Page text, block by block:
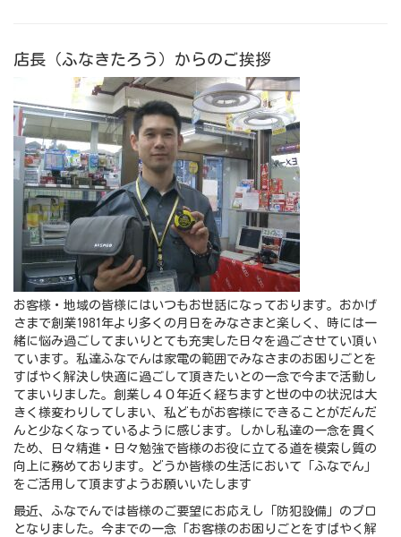
店長（ふなきたろう）からのご挨拶
お客様・地域の皆様にはいつもお世話になっております。おかげ
さまで創業1981年より多くの月日をみなさまと楽しく、時には一
緒に悩み過ごしてまいりとても充実した日々を過ごさせてい頂い
ています。私達ふなでんは家電の範囲でみなさまのお困りごとを
すばやく解決し快適に過ごして頂きたいとの一念で今まで活動し
てまいりました。創業し４０年近く経ちますと世の中の状況は大
きく様変わりしてしまい、私どもがお客様にできることがだんだ
んと少なくなっているように感じます。しかし私達の一念を貫く
ため、日々精進・日々勉強で皆様のお役に立てる道を模索し質の
向上に務めております。どうか皆様の生活において「ふなでん」
をご活用して頂ますようお願いいたします
最近、ふなでんでは皆様のご要望にお応えし「防犯設備」のプロ
となりました。今までの一念「お客様のお困りごとをすばやく解